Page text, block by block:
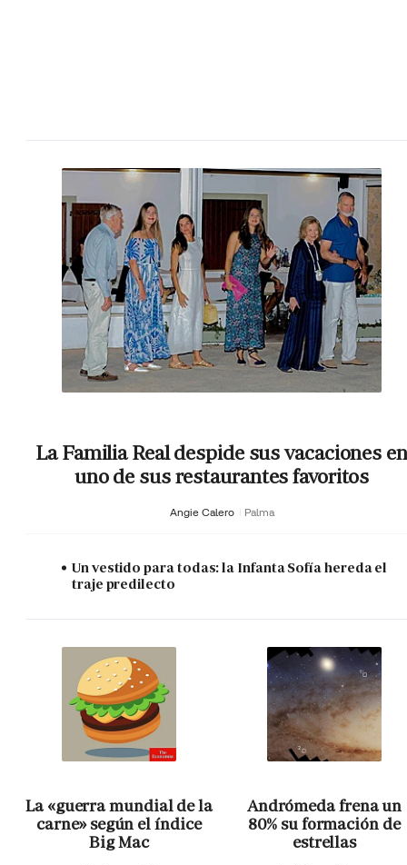
La Familia Real despide sus vacaciones en
uno de sus restaurantes favoritos
Angie Calero Palma
Un vestido para todas: la Infanta Sofía hereda el
traje predilecto
La «guerra mundial de la
carne» según el índice
Big Mac
Andrómeda frena un
80% su formación de
estrellas